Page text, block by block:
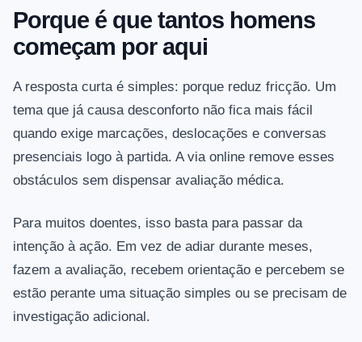
Porque é que tantos homens
começam por aqui
A resposta curta é simples: porque reduz fricção. Um
tema que já causa desconforto não fica mais fácil
quando exige marcações, deslocações e conversas
presenciais logo à partida. A via online remove esses
obstáculos sem dispensar avaliação médica.
Para muitos doentes, isso basta para passar da
intenção à ação. Em vez de adiar durante meses,
fazem a avaliação, recebem orientação e percebem se
estão perante uma situação simples ou se precisam de
investigação adicional.